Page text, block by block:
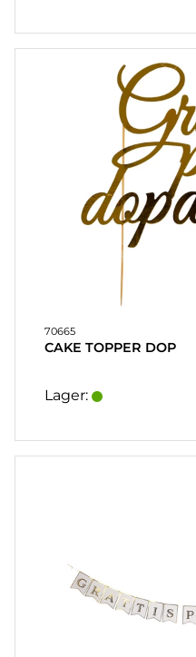
70665
CAKE TOPPER DOP
Lager: